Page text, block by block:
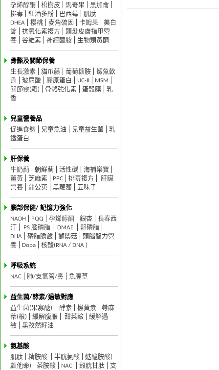
孕烯醇酮
松樹皮 馬奇果
黑加侖
排毒
紅酒多酚 巴西莓
肌肽
DHEA
樱桃 麥角硫因 卡姆果
美白
錠
抗氧化素複方
頭髮皮膚指甲營
養
谷維素 神經醯胺 生物類黃酮
骨骼及關節保養
生長激素
貓爪藤 葡萄糖胺
鯊魚軟
骨
玻尿酸 膠原蛋白 UC-II
MSM
關節靈(霜)
骨骼強化素 蛋殼膜
乳
香
兒童營養品
促進食慾
兒童魚油 兒童益生菌
乳
鐵蛋白
肝保養
牛奶薊
朝鮮薊 活性碳
海補樂寶
薑黃
芝麻素 PPC 排毒複方
肝臟
營養
蒲公英 黑蘿蔔 五味子
腦部保健/ 記憶力強化
NADH
PQQ 孕烯醇酮 銀杏
長春西
汀
PS 腦磷脂 DMAE
卵磷脂
DHA
磷脂膽鹼 獅鬃菇
頭腦智力營
養
Dopa 核酸(RNA / DNA )
呼吸系統
NAC
肺/支氣管/鼻 魚腥草
益生菌/酵素/過敏對應
益生菌(果寡醣)
酵素 槲黃素
蕁麻
葉(根)
緩解腹脹 甜菜鹼
緩解過
敏
黑孜然籽油
氨基酸
肌肽
精胺酸 半胱氨酸
麩醯胺酸(
顧他命)
茶胺酸 NAC 穀胱甘肽
支